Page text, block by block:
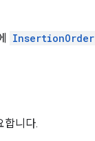
InsertionOrder
합니다.